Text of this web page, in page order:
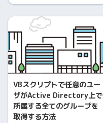
VBスクリプトで任意のユー
ザがActive Directory上で
所属する全てのグループを
取得する方法